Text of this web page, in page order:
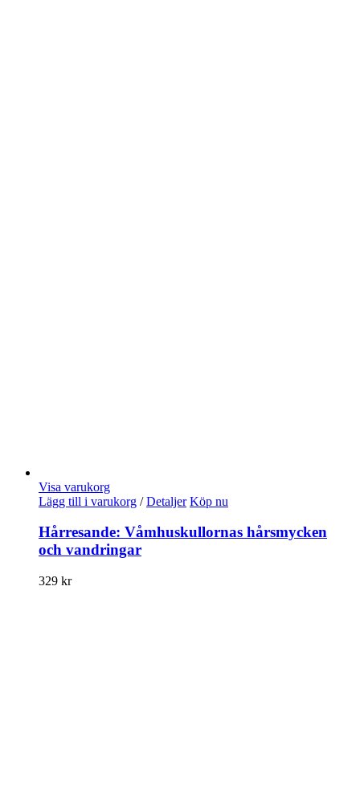
Visa varukorg
Lägg till i varukorg / Detaljer Köp nu
Hårresande: Våmhuskullornas hårsmycken
och vandringar
329 kr